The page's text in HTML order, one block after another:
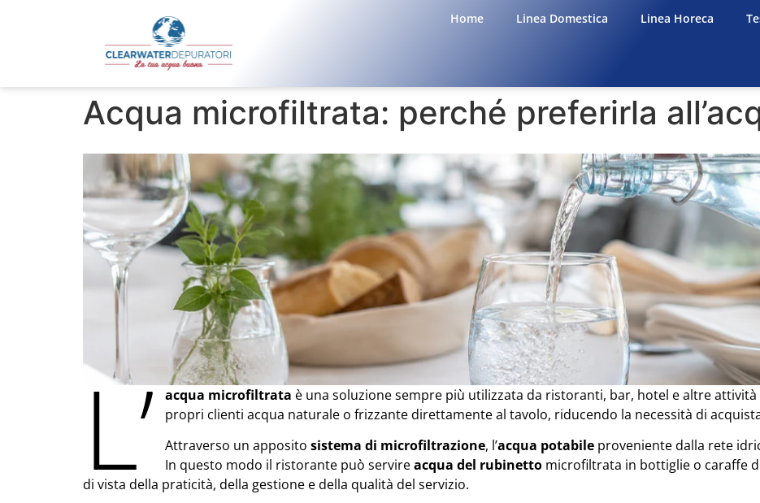
Home Linea Domestica Linea Horeca
Acqua microfiltrata: perché preferirla
L’ acqua microfiltrata è una soluzione sempre più utilizzata da ristoranti, bar, hotel e altre attività
propri clienti acqua naturale o frizzante direttamente al tavolo, riducendo la necessità di
Attraverso un appositosistema di microfiltrazione, l’acqua potabile proveniente dalla rete
In questo modo il ristorante può servireacqua del rubinetto microfiltrata in bottiglie o caraffe
di vista della praticità, della gestione e della qualità del servizio.